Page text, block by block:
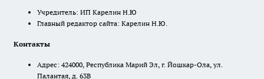
Учредитель: ИП Карелин Н.Ю
Главный редактор сайта: Карелин Н.Ю.
Контакты
Адрес: 424000, Республика Марий Эл, г. Йошкар-Ола, ул.
Палантая, д. 63В